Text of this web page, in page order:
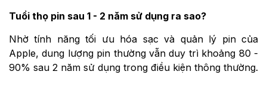
Tuổi thọ pin sau 1 - 2 năm sử dụng ra sao?
Nhờ tính năng tối ưu hóa sạc và quản lý pin của
Apple, dung lượng pin thường vẫn duy trì khoảng 80 -
90% sau 2 năm sử dụng trong điều kiện thông thường.